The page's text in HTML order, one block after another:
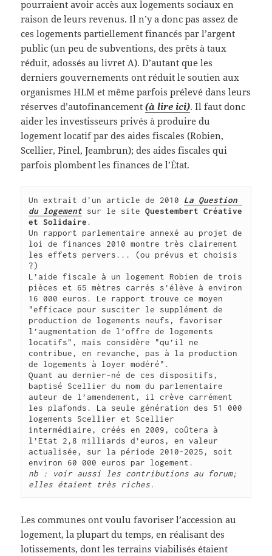
pourraient avoir accès aux logements sociaux en
raison de leurs revenus. Il n’y a donc pas assez de
ces logements partiellement financés par l’argent
public (un peu de subventions, des prêts à taux
réduit, adossés au livret A). D’autant que les
derniers gouvernements ont réduit le soutien aux
organismes HLM et même parfois prélevé dans leurs
réserves d’autofinancement(à lire ici). Il faut donc
aider les investisseurs privés à produire du
logement locatif par des aides fiscales (Robien,
Scellier, Pinel, Jeambrun); des aides fiscales qui
parfois plombent les finances de l’État.
Un extrait d'un article de 2010 La Question
du logement sur le site Questembert Créative
et Solidaire .
Un rapport parlementaire annexé au projet de
loi de finances 2010 montre très clairement
les effets pervers... (ou prévus et choisis
?)
L’aide fiscale à un logement Robien de trois
pièces et 65 mètres carrés s’élève à environ
16 000 euros. Le rapport trouve ce moyen
"efficace pour susciter le supplément de
production de logements neufs, favoriser
l’augmentation de l’offre de logements
locatifs", mais considère "qu’il ne
contribue, en revanche, pas à la production
de logements à loyer modéré".
Quant au dernier-né de ces dispositifs,
baptisé Scellier du nom du parlementaire
auteur de l’amendement, il crève carrément
les plafonds. La seule génération des 51 000
logements Scellier et Scellier
intermédiaire, créés en 2009, coûtera à
l’Etat 2,8 milliards d’euros, en valeur
actualisée, sur la période 2010-2025, soit
environ 60 000 euros par logement.
nb : voir aussi les contributions au forum;
elles étaient très riches.
Les communes ont voulu favoriser l’accession au
logement, la plupart du temps, en réalisant des
lotissements, dont les terrains viabilisés étaient